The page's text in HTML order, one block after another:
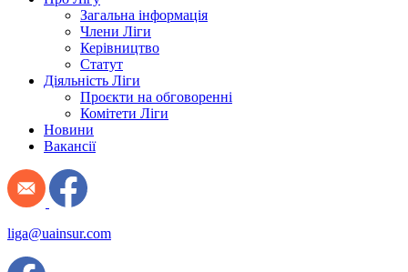
Загальна інформація
Члени Ліги
Керівництво
Статут
Діяльність Ліги
Проєкти на обговоренні
Комітети Ліги
Новини
Вакансії
liga@uainsur.com